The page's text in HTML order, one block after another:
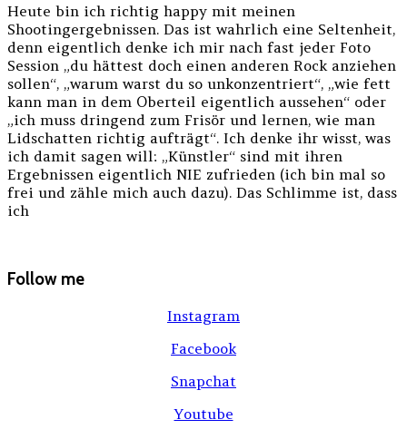
Heute bin ich richtig happy mit meinen
Shootingergebnissen. Das ist wahrlich eine Seltenheit,
denn eigentlich denke ich mir nach fast jeder Foto
Session „du hättest doch einen anderen Rock anziehen
sollen“, „warum warst du so unkonzentriert“, „wie fett
kann man in dem Oberteil eigentlich aussehen“ oder
„ich muss dringend zum Frisör und lernen, wie man
Lidschatten richtig aufträgt“. Ich denke ihr wisst, was
ich damit sagen will: „Künstler“ sind mit ihren
Ergebnissen eigentlich NIE zufrieden (ich bin mal so
frei und zähle mich auch dazu). Das Schlimme ist, dass
ich
Follow me
Instagram
Facebook
Snapchat
Youtube